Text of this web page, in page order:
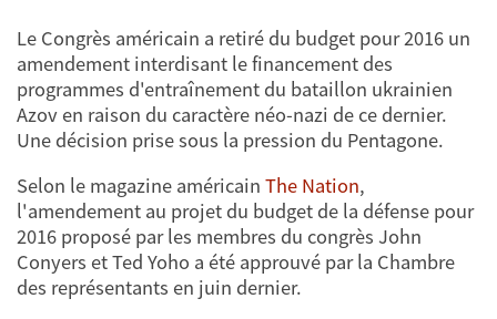
Le Congrès américain a retiré du budget pour 2016 un
amendement interdisant le financement des
programmes d'entraînement du bataillon ukrainien
Azov en raison du caractère néo-nazi de ce dernier.
Une décision prise sous la pression du Pentagone.
Selon le magazine américain The Nation,
l'amendement au projet du budget de la défense pour
2016 proposé par les membres du congrès John
Conyers et Ted Yoho a été approuvé par la Chambre
des représentants en juin dernier.